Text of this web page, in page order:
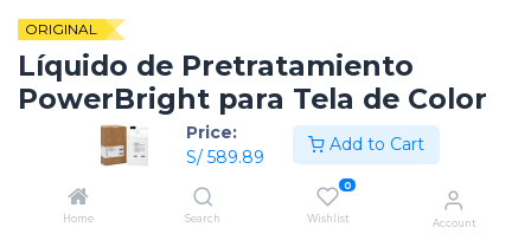
Price:
S/ 589.89
Add to Cart
Home Search
0
Wishlist Account
ORIGINAL
Líquido de Pretratamiento
PowerBright para Tela de Color
1 Galon / 3,8 L Original Ricoh
(0 reseña)
Código:342500